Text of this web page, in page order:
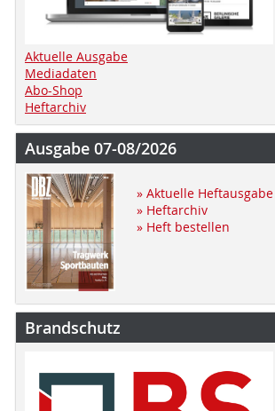
Aktuelle Ausgabe
Mediadaten
Abo-Shop
Heftarchiv
Ausgabe 07-08/2026
» Aktuelle Heftausgabe
» Heftarchiv
» Heft bestellen
Brandschutz